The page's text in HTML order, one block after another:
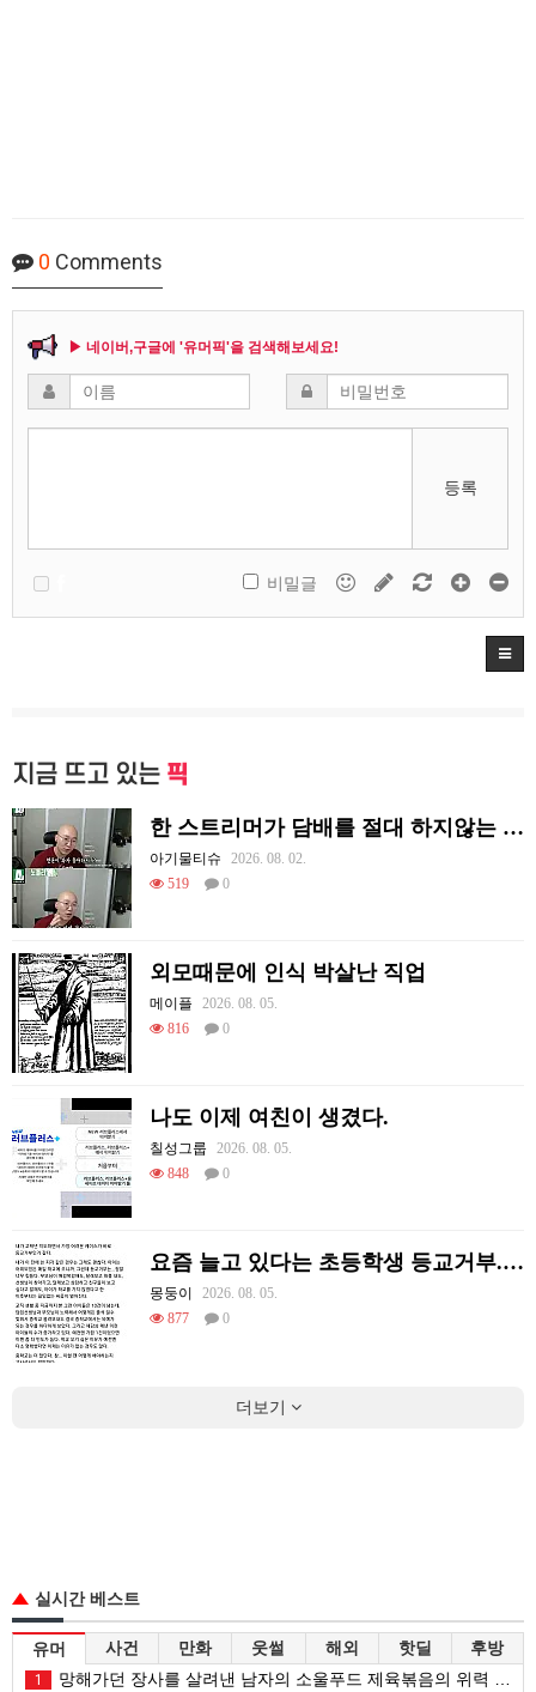
0 Comments
▶ 네이버,구글에 '유머픽'을 검색해보세요!
등록
비밀글
지금 뜨고 있는 픽
한 스트리머가 담배를 절대 하지않는 이유
아기물티슈
2026. 08. 02.
519
0
외모때문에 인식 박살난 직업
메이플
2026. 08. 05.
816
0
나도 이제 여친이 생겼다.
칠성그룹
2026. 08. 05.
848
0
요즘 늘고 있다는 초등학생 등교거부.jpg
몽둥이
2026. 08. 05.
877
0
더보기
실시간 베스트
유머 사건 만화 웃썰 해외 핫딜 후방
1 망해가던 장사를 살려낸 남자의 소울푸드 제육볶음의 위력 ㅋㅋ